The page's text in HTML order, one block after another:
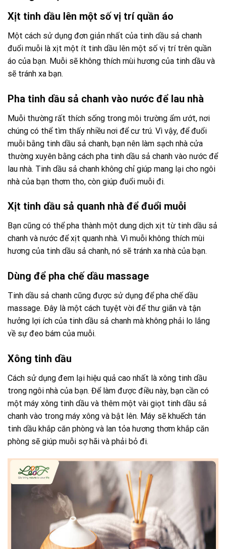
Xịt tinh dầu lên một số vị trí quần áo
Một cách sử dụng đơn giản nhất của tinh dầu sả chanh
đuổi muỗi là xịt một ít tinh dầu lên một số vị trí trên quần
áo của bạn. Muỗi sẽ không thích mùi hương của tinh dầu và
sẽ tránh xa bạn.
Pha tinh dầu sả chanh vào nước để lau nhà
Muỗi thường rất thích sống trong môi trường ẩm ướt, nơi
chúng có thể tìm thấy nhiều nơi để cư trú. Vì vậy, để đuổi
muỗi bằng tinh dầu sả chanh, bạn nên làm sạch nhà cửa
thường xuyên bằng cách pha tinh dầu sả chanh vào nước để
lau nhà. Tinh dầu sả chanh không chỉ giúp mang lại cho ngôi
nhà của bạn thơm tho, còn giúp đuổi muỗi đi.
Xịt tinh dầu sả quanh nhà để đuổi muỗi
Bạn cũng có thể pha thành một dung dịch xịt từ tinh dầu sả
chanh và nước để xịt quanh nhà. Vì muỗi không thích mùi
hương của tinh dầu sả chanh, nó sẽ tránh xa nhà của bạn.
Dùng để pha chế dầu massage
Tinh dầu sả chanh cũng được sử dụng để pha chế dầu
massage. Đây là một cách tuyệt vời để thư giãn và tận
hưởng lợi ích của tinh dầu sả chanh mà không phải lo lắng
về sự đeo bám của muỗi.
Xông tinh dầu
Cách sử dụng đem lại hiệu quả cao nhất là xông tinh dầu
trong ngôi nhà của bạn. Để làm được điều này, bạn cần có
một máy xông tinh dầu và thêm một vài giọt tinh dầu sả
chanh vào trong máy xông và bật lên. Máy sẽ khuếch tán
tinh dầu khắp căn phòng và lan tỏa hương thơm khắp căn
phòng sẽ giúp muỗi sợ hãi và phải bỏ đi.